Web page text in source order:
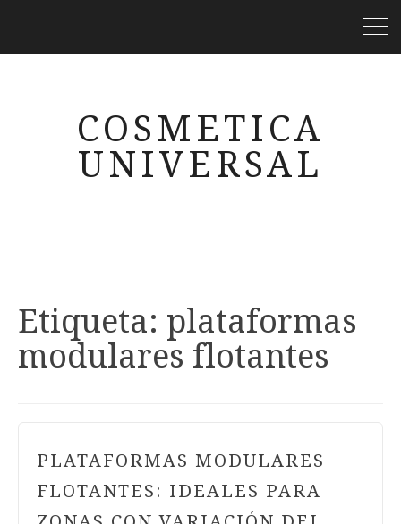
COSMETICA
UNIVERSAL
Etiqueta: plataformas
modulares flotantes
PLATAFORMAS MODULARES
FLOTANTES: IDEALES PARA